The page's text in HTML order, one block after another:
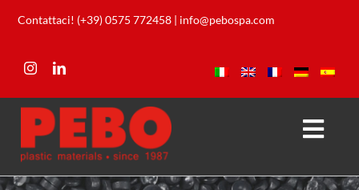
Skip
content
Contattaci! (+39) 0575 772458 | info@pebospa.com
Unternehmen